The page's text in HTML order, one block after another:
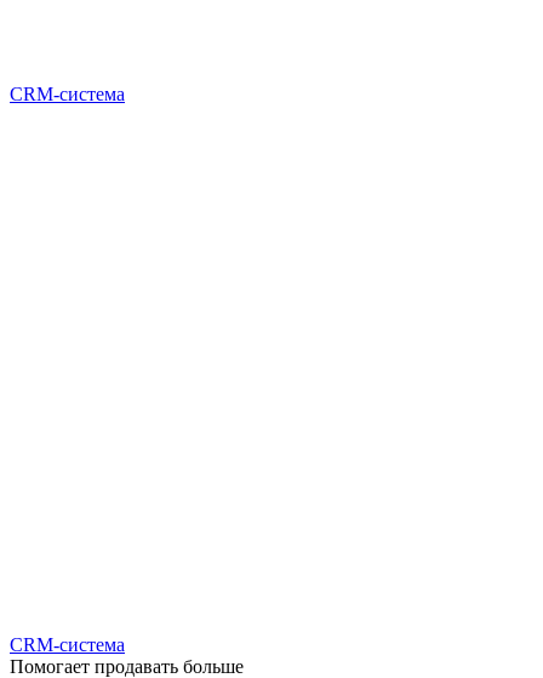
CRM-система
CRM-система
Помогает продавать больше